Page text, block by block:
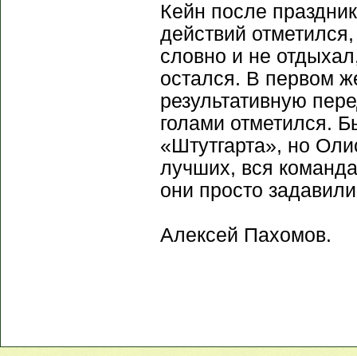
Кейн после
действий
словно и не
остался. В первом
результативную
голами отметился.
«Штутгарта», но
лучших, вся
они просто
Алексей Пахомов.